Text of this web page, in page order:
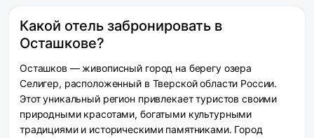
Какой отель забронировать в
Осташкове?
Осташков — живописный город на берегу озера
Селигер, расположенный в Тверской области России.
Этот уникальный регион привлекает туристов своими
природными красотами, богатыми культурными
традициями и историческими памятниками. Город